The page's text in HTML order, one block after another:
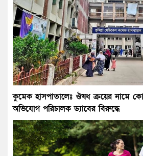
কুমেক হাসপাতালেঃ ঔষধ ক্রয়ের নামে
অভিযোগ পরিচালক ড্যাবের বিরুদ্ধে